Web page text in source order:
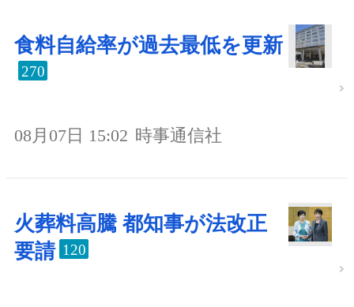
食料自給率が過去最低を更新
270
08月07日 15:02 時事通信社
火葬料高騰 都知事が法改正
要請 120